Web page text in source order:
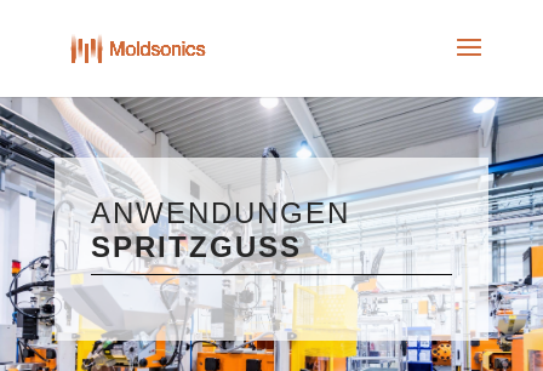
content
ANWENDUNGEN
SPRITZGUSS